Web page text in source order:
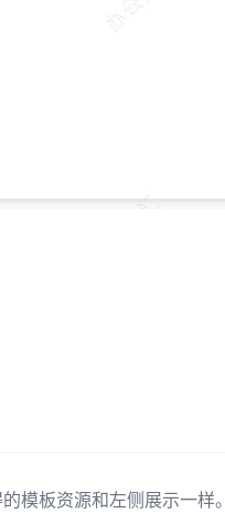
模板资源和左侧展示一样。